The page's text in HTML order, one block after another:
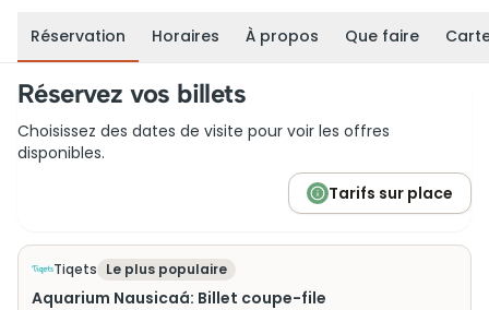
Réservation Horaires À propos Que faire
Réservez vos billets
Choisissez des dates de visite pour voir les offres
disponibles.
Tarifs sur place
Tiqets Le plus populaire
Aquarium Nausicaá: Billet coupe-file